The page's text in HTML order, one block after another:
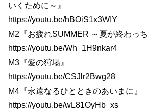
いくために～』
https://youtu.be/hBOiS1x3WIY
M2『お疲れSUMMER ～夏が終わっ
https://youtu.be/Wh_1H9nkar4
M3『愛の狩場』
https://youtu.be/CSJlr2Bwg28
M4『永遠なるひとときのあいまに』
https://youtu.be/wL81OyHb_xs